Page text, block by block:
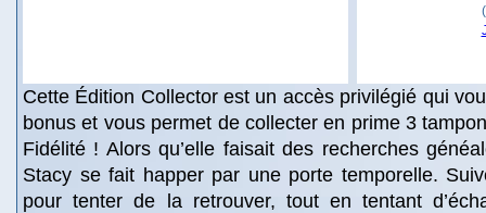
Cette Édition Collector est un accès privilégié qui
bonus et vous permet de collecter en prime 3
Fidélité ! Alors qu’elle faisait des recherches
Stacy se fait happer par une porte temporelle.
pour tenter de la retrouver, tout en tentant